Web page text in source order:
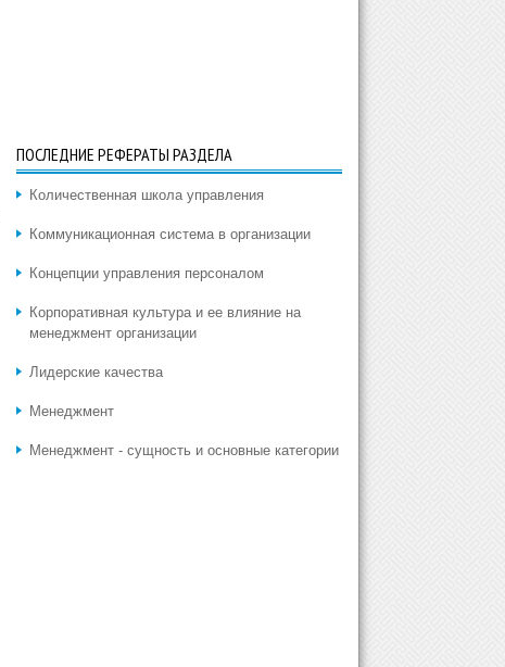
ПОСЛЕДНИЕ РЕФЕРАТЫ РАЗДЕЛА
Количественная школа управления
Коммуникационная система в организации
Концепции управления персоналом
Корпоративная культура и ее влияние на
менеджмент организации
Лидерские качества
Менеджмент
Менеджмент - сущность и основные категории